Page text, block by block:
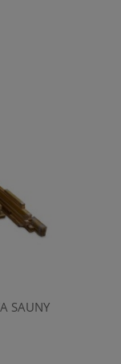
SAUNY